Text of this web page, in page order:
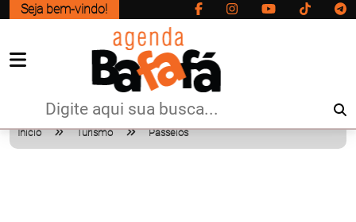
Seja bem-vindo!
Início Turismo Passeios